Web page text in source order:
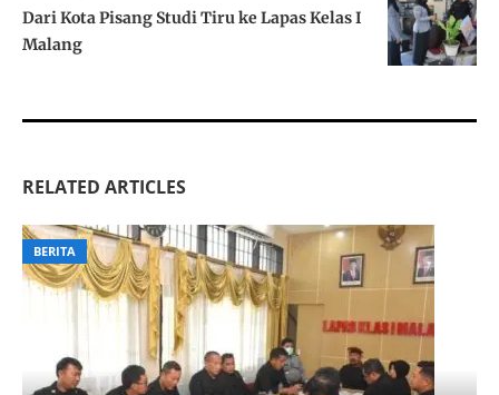
Dari Kota Pisang Studi Tiru ke Lapas Kelas I
Malang
RELATED ARTICLES
BERITA